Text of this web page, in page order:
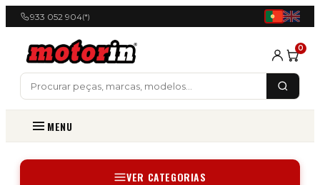
933 052 904(*)
0
MENU
VER CATEGORIAS